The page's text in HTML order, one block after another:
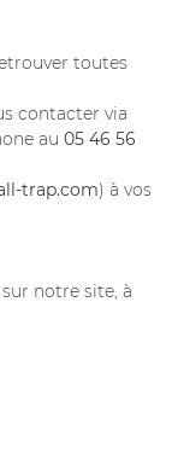
.
toutes
contacter via
au 05 46 56
trap.com) à vos
notre site, à